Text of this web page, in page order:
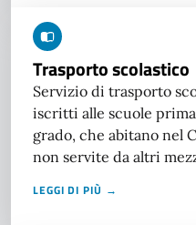
Trasporto scolastico
Servizio di trasporto
iscritti alle scuole
grado, che abitano nel
non servite da altri
LEGGI DI PIÙ →